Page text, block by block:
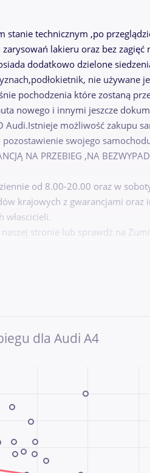
stanie technicznym ,po
lakieru oraz bez
dodatkowo dzielone
nie używane
pochodzenia które zostaną
nowego i innymi jeszcze
Audi.Istnieje możliwość zakupu
swojego
NA PRZEBIEG ,NA
od 8.00-20.00 oraz w
krajowych z gwarancjami oraz
włascicieli.
stronie lub sprawdż na
dla Audi A4